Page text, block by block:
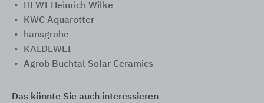
HEWI Heinrich Wilke
KWC Aquarotter
hansgrohe
KALDEWEI
Agrob Buchtal Solar Ceramics
Das könnte Sie auch interessieren